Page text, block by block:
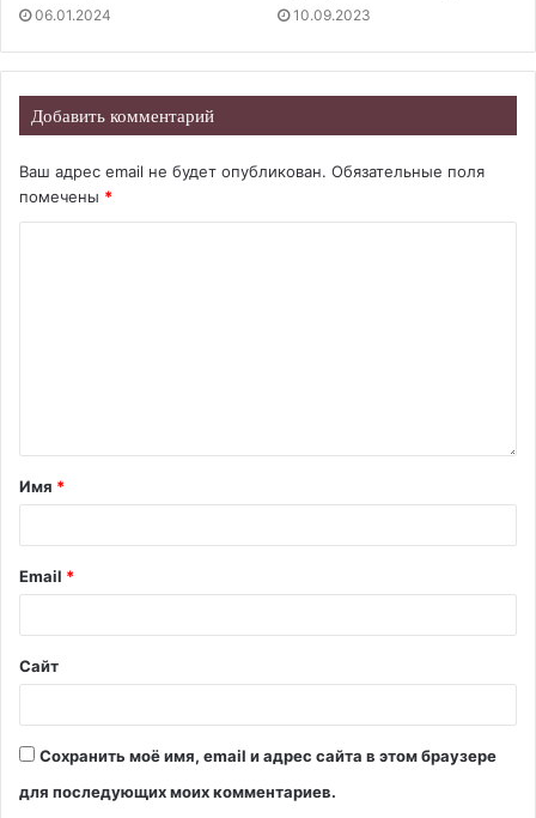
06.01.2024 10.09.2023
Добавить комментарий
Ваш адрес email не будет опубликован. Обязательные поля
помечены *
Имя *
Email *
Сайт
Сохранить моё имя, email и адрес сайта в этом браузере
для последующих моих комментариев.